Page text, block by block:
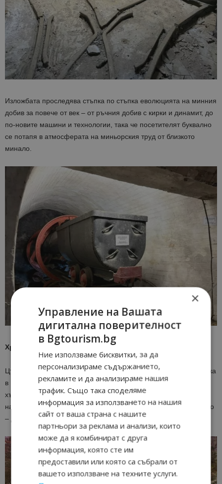
Изложбата проследява стъпка по стъпка еволюцията на минния
добив за повече от век – от ръчния добив с кирки и динамит, до
по-новите машини и технологии, така че посетителят буквално
се потапя в атмосферата на миньорския труд от близкото
минало.
Храм „Свети Великомъченик Георги“
Църквата „Свети Георги“ е най-старата възрожденска постройка
в Перник. Сградата е изградена от пясъчник през 1843 г. на
хълм в югозападната част на града. Откриването ѝ поставя
началото на църковния живот в населеното по това време село
– до тогава жителите посещавали храмове в близките села.
×
Управление на Вашата
дигитална поверителност
в Bgtourism.bg
Ние използваме бисквитки, за да
персонализираме съдържанието,
рекламите и да анализираме нашия
трафик. Също така споделяме
информация за използването на нашия
сайт от ваша страна с нашите
партньори за реклама и анализи, които
може да я комбинират с друга
информация, която сте им
предоставили или която са събрали от
вашето използване на техните услуги.